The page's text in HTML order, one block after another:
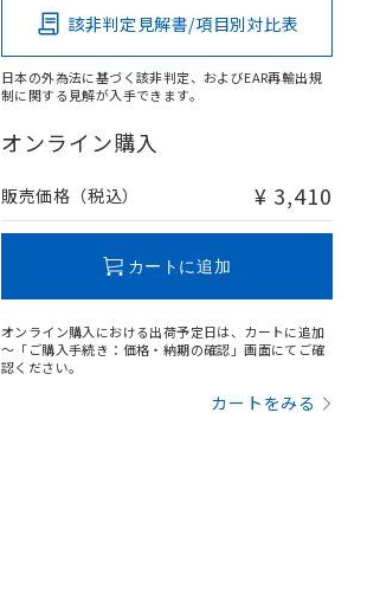
該非判定見解書/項目別対比表
日本の外為法に基づく該非判定、およびEAR再輸出規
制に関する見解が入手できます。
オンライン購入
販売価格（税込） ¥ 3,410
カートに追加
オンライン購入における出荷予定日は、カートに追加
～「ご購入手続き：価格・納期の確認」画面にてご確
認ください。
カートをみる